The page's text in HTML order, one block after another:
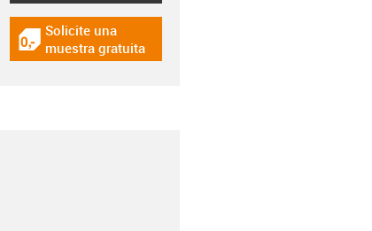
igus-icon-gratismuster
Solicite una
muestra gratuita